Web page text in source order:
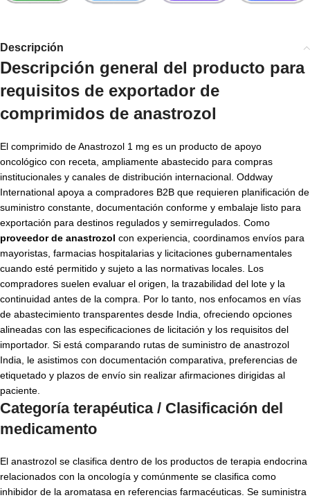
Descripción
Descripción general del producto para
requisitos de exportador de
comprimidos de anastrozol
El comprimido de Anastrozol 1 mg es un producto de apoyo
oncológico con receta, ampliamente abastecido para compras
institucionales y canales de distribución internacional. Oddway
International apoya a compradores B2B que requieren planificación de
suministro constante, documentación conforme y embalaje listo para
exportación para destinos regulados y semirregulados. Como
proveedor de anastrozol con experiencia, coordinamos envíos para
mayoristas, farmacias hospitalarias y licitaciones gubernamentales
cuando esté permitido y sujeto a las normativas locales. Los
compradores suelen evaluar el origen, la trazabilidad del lote y la
continuidad antes de la compra. Por lo tanto, nos enfocamos en vías
de abastecimiento transparentes desde India, ofreciendo opciones
alineadas con las especificaciones de licitación y los requisitos del
importador. Si está comparando rutas de suministro de anastrozol
India, le asistimos con documentación comparativa, preferencias de
etiquetado y plazos de envío sin realizar afirmaciones dirigidas al
paciente.
Categoría terapéutica / Clasificación del
medicamento
El anastrozol se clasifica dentro de los productos de terapia endocrina
relacionados con la oncología y comúnmente se clasifica como
inhibidor de la aromatasa en referencias farmacéuticas. Se suministra